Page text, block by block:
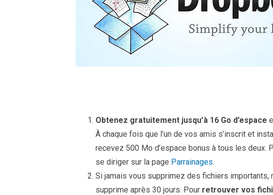
Obtenez gratuitement jusqu’à 16 Go d’espace
À chaque fois que l’un de vos amis s’inscrit et
recevez 500 Mo d’espace bonus à tous les deux.
se diriger sur la page Parrainages.
Si jamais vous supprimez des fichiers importants,
supprime après 30 jours. Pour retrouver vos